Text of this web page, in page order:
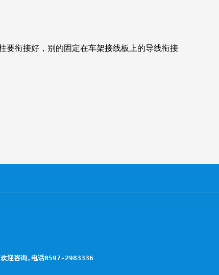
要衔接好，别的固定在车架接线板上的导线衔接
迎咨询,电话0597-2983336